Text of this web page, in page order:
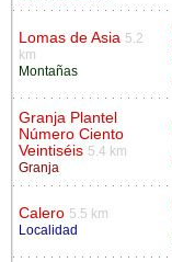
Lomas de Asia 5.2
km
Montañas
Granja Plantel
Número Ciento
Veintiséis 5.4 km
Granja
Calero 5.5 km
Localidad